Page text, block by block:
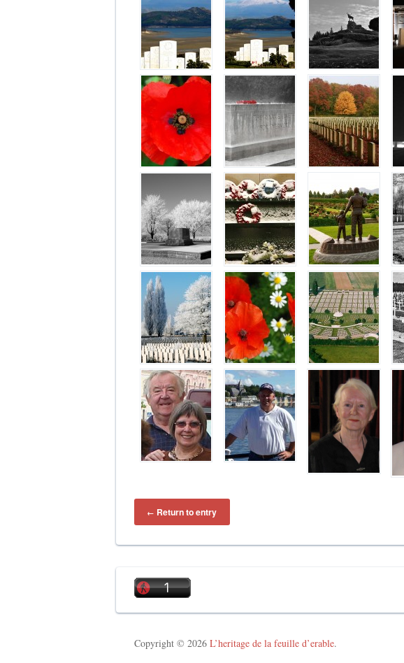
← Return to entry
Copyright © 2026 L’heritage de la feuille d’erable.